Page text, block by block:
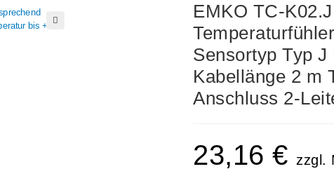
EMKO TC-
Sensortyp Typ J
Kabellänge 2 m
Anschluss 2-
23,16€ zzgl.